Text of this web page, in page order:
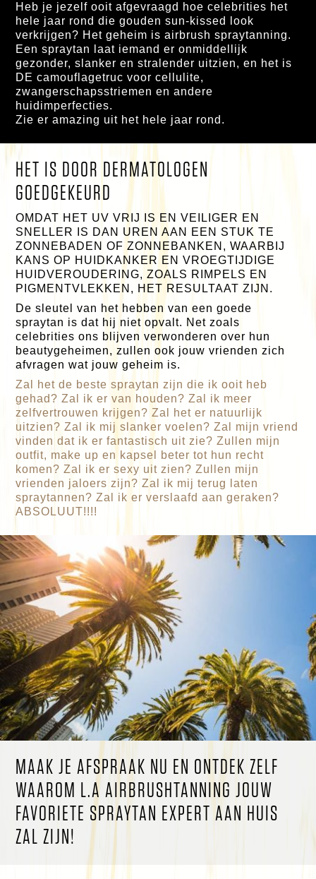
Heb je jezelf ooit afgevraagd hoe celebrities het
hele jaar rond die gouden sun-kissed look
verkrijgen? Het geheim is airbrush spraytanning.
Een spraytan laat iemand er onmiddellijk
gezonder, slanker en stralender uitzien, en het is
DE camouflagetruc voor cellulite,
zwangerschapsstriemen en andere
huidimperfecties.
Zie er amazing uit het hele jaar rond.
HET IS DOOR DERMATOLOGEN
GOEDGEKEURD
OMDAT HET UV VRIJ IS EN VEILIGER EN
SNELLER IS DAN UREN AAN EEN STUK TE
ZONNEBADEN OF ZONNEBANKEN, WAARBIJ
KANS OP HUIDKANKER EN VROEGTIJDIGE
HUIDVEROUDERING, ZOALS RIMPELS EN
PIGMENTVLEKKEN, HET RESULTAAT ZIJN.
De sleutel van het hebben van een goede
spraytan is dat hij niet opvalt. Net zoals
celebrities ons blijven verwonderen over hun
beautygeheimen, zullen ook jouw vrienden zich
afvragen wat jouw geheim is.
Zal het de beste spraytan zijn die ik ooit heb
gehad? Zal ik er van houden? Zal ik meer
zelfvertrouwen krijgen? Zal het er natuurlijk
uitzien? Zal ik mij slanker voelen? Zal mijn vriend
vinden dat ik er fantastisch uit zie? Zullen mijn
outfit, make up en kapsel beter tot hun recht
komen? Zal ik er sexy uit zien? Zullen mijn
vrienden jaloers zijn? Zal ik mij terug laten
spraytannen? Zal ik er verslaafd aan geraken?
ABSOLUUT!!!!
MAAK JE AFSPRAAK NU EN ONTDEK ZELF
WAAROM L.A AIRBRUSHTANNING JOUW
FAVORIETE SPRAYTAN EXPERT AAN HUIS
ZAL ZIJN!